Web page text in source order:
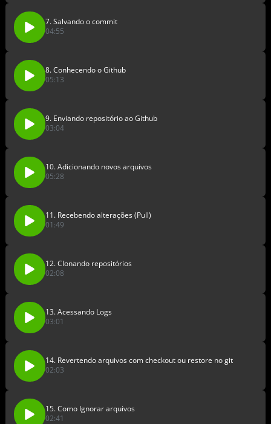
7. Salvando o commit
04:55
8. Conhecendo o Github
05:13
9. Enviando repositório ao Github
03:04
10. Adicionando novos arquivos
05:28
11. Recebendo alterações (Pull)
01:49
12. Clonando repositórios
02:08
13. Acessando Logs
03:01
14. Revertendo arquivos com checkout ou restore no git
02:03
15. Como Ignorar arquivos
02:41